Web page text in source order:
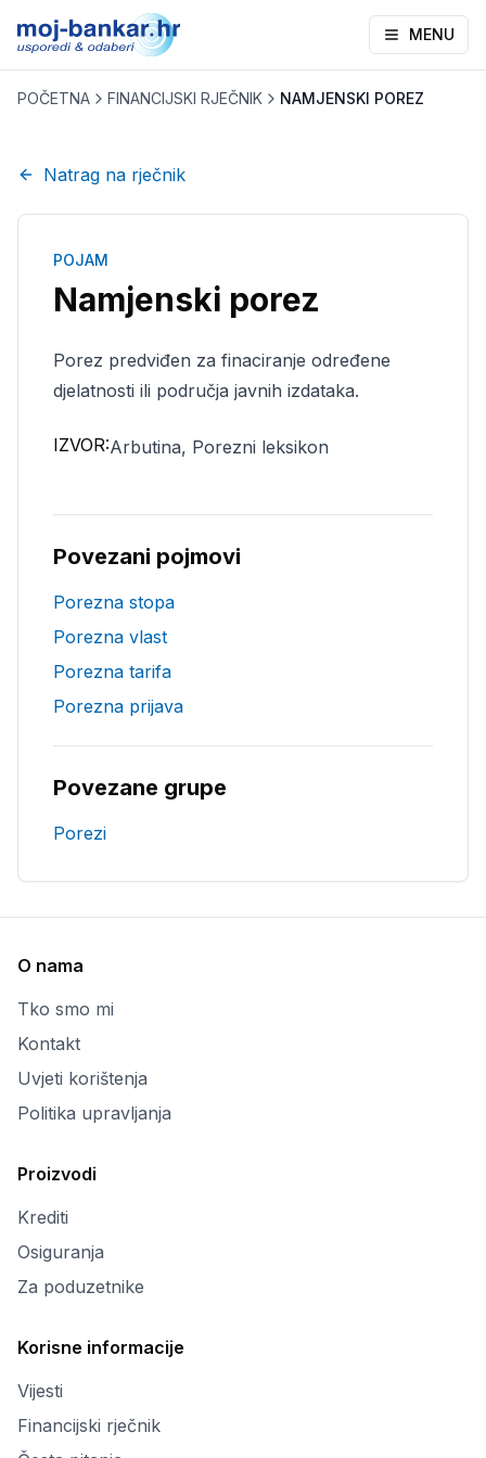
MENU
POČETNA FINANCIJSKI RJEČNIK NAMJENSKI POREZ
Natrag na rječnik
POJAM
Namjenski porez
Porez predviđen za finaciranje određene
djelatnosti ili područja javnih izdataka.
IZVOR:Arbutina, Porezni leksikon
Povezani pojmovi
Porezna stopa
Porezna vlast
Porezna tarifa
Porezna prijava
Povezane grupe
Porezi
O nama
Tko smo mi
Kontakt
Uvjeti korištenja
Politika upravljanja
Proizvodi
Krediti
Osiguranja
Za poduzetnike
Korisne informacije
Vijesti
Financijski rječnik